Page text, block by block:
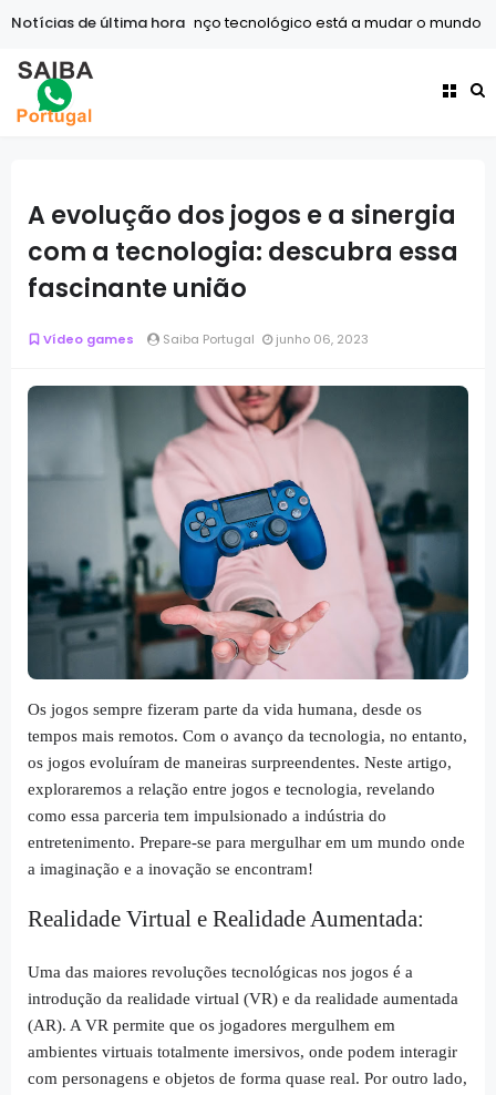
Tecnologia O avanço tecnológico está a mudar o mundo
Notícias de última hora
A evolução dos jogos e a sinergia
com a tecnologia: descubra essa
fascinante união
Vídeo games Saiba Portugal junho 06, 2023
Os jogos sempre fizeram parte da vida humana, desde os
tempos mais remotos. Com o avanço da tecnologia, no entanto,
os jogos evoluíram de maneiras surpreendentes. Neste artigo,
exploraremos a relação entre jogos e tecnologia, revelando
como essa parceria tem impulsionado a indústria do
entretenimento. Prepare-se para mergulhar em um mundo onde
a imaginação e a inovação se encontram!
Realidade Virtual e Realidade Aumentada:
Uma das maiores revoluções tecnológicas nos jogos é a
introdução da realidade virtual (VR) e da realidade aumentada
(AR). A VR permite que os jogadores mergulhem em
ambientes virtuais totalmente imersivos, onde podem interagir
com personagens e objetos de forma quase real. Por outro lado,